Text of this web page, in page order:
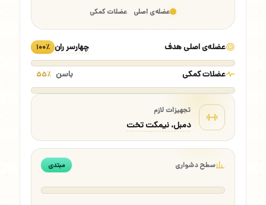
عضله‌ی اصلی عضلات کمکی
عضله‌ی اصلی هدف چهارسر ران ۱۰۰٪
عضلات کمکی باسن ۵۵٪
تجهیزات لازم
دمبل، نیمکت تخت
سطح دشواری مبتدی